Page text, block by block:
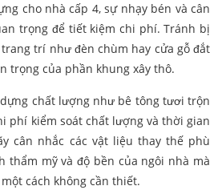
cho nhà cấp 4, sự nhạy bén và cân
trọng để tiết kiệm chi phí. Tránh bị
trí như đèn chùm hay cửa gỗ đắt
trọng của phần khung xây thô.
chất lượng như bê tông tươi trộn
phí kiểm soát chất lượng và thời gian
cân nhắc các vật liệu thay thế phù
thẩm mỹ và độ bền của ngôi nhà mà
cách không cần thiết.